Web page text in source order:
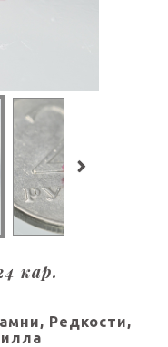
кар.
Редкости,